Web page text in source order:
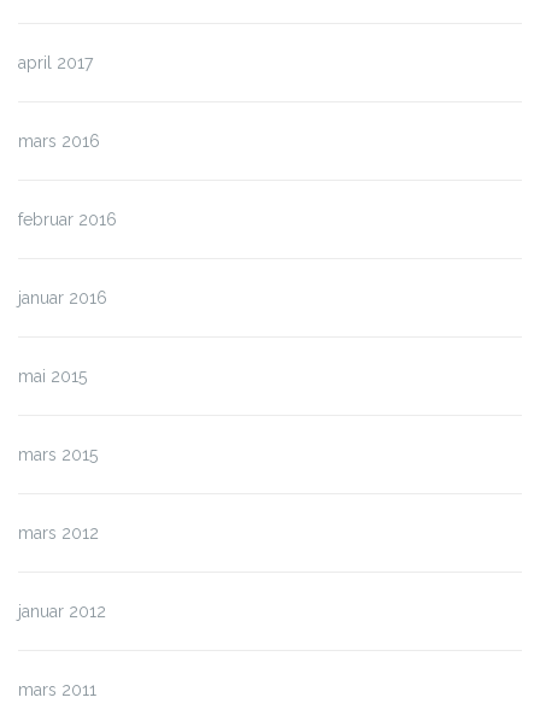
april 2017
mars 2016
februar 2016
januar 2016
mai 2015
mars 2015
mars 2012
januar 2012
mars 2011